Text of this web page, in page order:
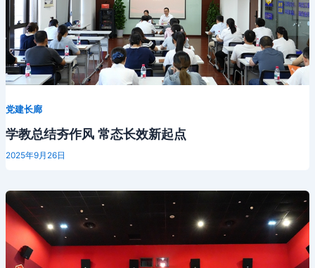
党建长廊
学教总结夯作风 常态长效新起点
2025年9月26日